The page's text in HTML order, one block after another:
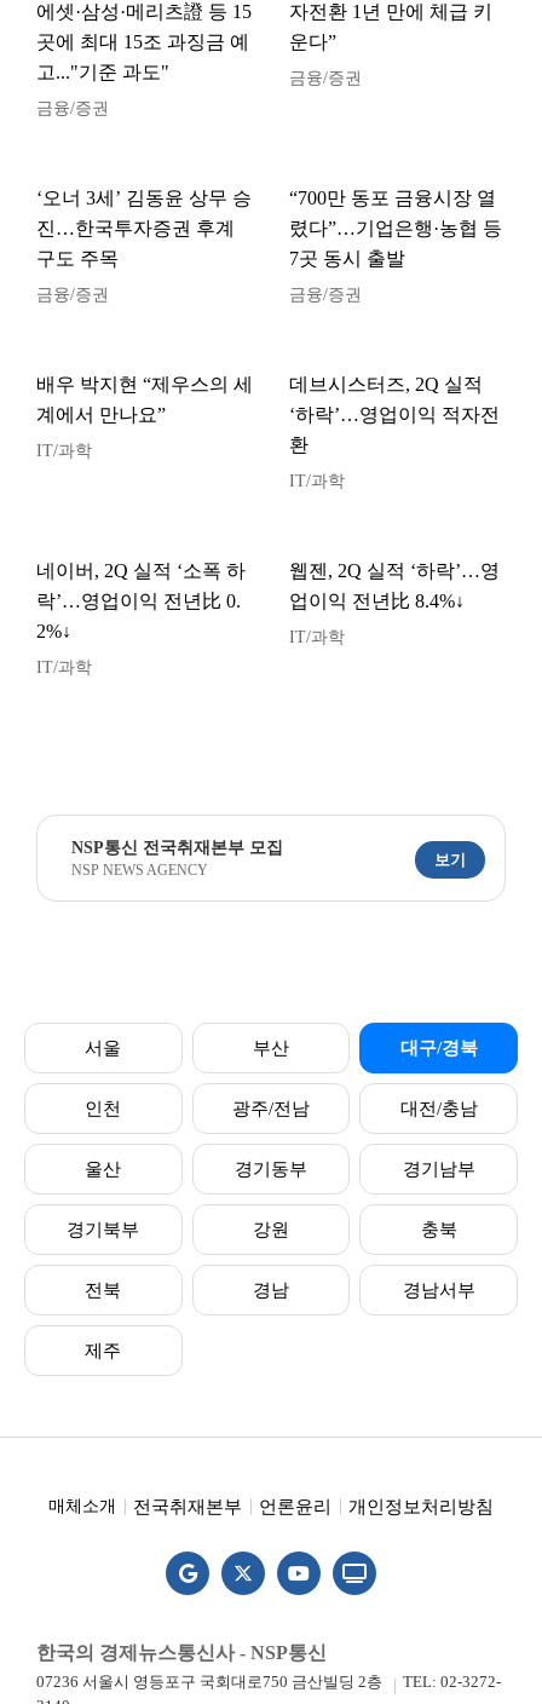
에셋·삼성·메리츠證 등 15
곳에 최대 15조 과징금 예
고..."기준 과도"
금융/증권
자전환 1년 만에 체급 키
운다”
금융/증권
‘오너 3세’ 김동윤 상무 승
진…한국투자증권 후계
구도 주목
금융/증권
“700만 동포 금융시장 열
렸다”…기업은행·농협 등
7곳 동시 출발
금융/증권
배우 박지현 “제우스의 세
계에서 만나요”
IT/과학
데브시스터즈, 2Q 실적
‘하락’…영업이익 적자전
환
IT/과학
네이버, 2Q 실적 ‘소폭 하
락’…영업이익 전년比 0.
2%↓
IT/과학
웹젠, 2Q 실적 ‘하락’…영
업이익 전년比 8.4%↓
IT/과학
NSP통신 전국취재본부 모집
NSP NEWS AGENCY
보기
서울 부산 대구/경북
인천 광주/전남 대전/충남
울산 경기동부 경기남부
경기북부 강원 충북
전북 경남 경남서부
제주
매체소개 전국취재본부 언론윤리 개인정보처리방침
한국의 경제뉴스통신사 - NSP통신
07236 서울시 영등포구 국회대로750 금산빌딩 2층
TEL: 02-3272-